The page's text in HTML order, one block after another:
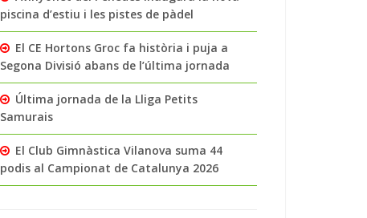
piscina d’estiu i les pistes de pàdel
El CE Hortons Groc fa història i puja a
Segona Divisió abans de l’última jornada
Última jornada de la Lliga Petits
Samurais
El Club Gimnàstica Vilanova suma 44
podis al Campionat de Catalunya 2026